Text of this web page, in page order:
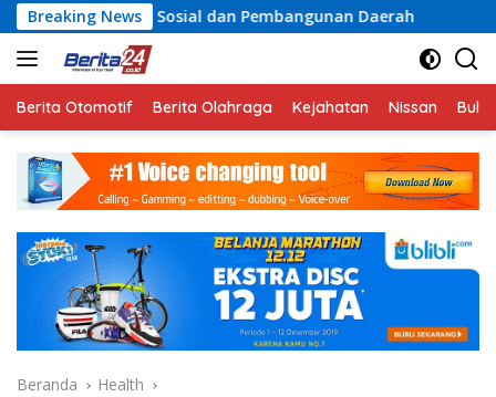
Langsung
ke
konten
Breaking News
dan Pembangunan Daerah Rayakan Semangat
Berita Otomotif Berita Olahraga Kejahatan Nissan
Beranda Health